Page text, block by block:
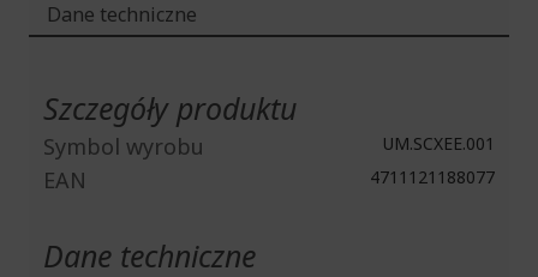
Dane techniczne
Szczegóły produktu
Symbol wyrobu UM.SCXEE.001
EAN 4711121188077
Dane techniczne